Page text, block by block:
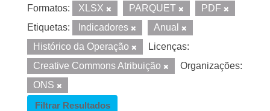
Formatos: XLSX PARQUET
PDF
Etiquetas:
Indicadores
Anual
Histórico da Operação
Licenças:
Creative Commons Atribuição
Organizações:
ONS
Filtrar Resultados